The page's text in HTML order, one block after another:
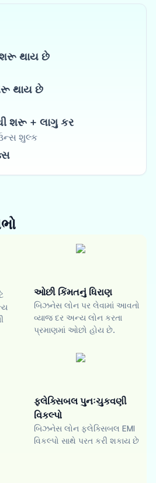
શરૂ થાય છે
થાય છે
શરૂ + લાગુ કર
શુલ્ક
ઓછી કિંમતનું ધિરાણ
બિઝનેસ લોન પર લેવામાં આવતો
વ્યાજ દર અન્ય લોન કરતા
પ્રમાણમાં ઓછો હોય છે.
ફ્લેક્સિબલ પુનઃચુકવણી
વિકલ્પો
બિઝનેસ લોન ફ્લેક્સિબલ EMI
વિકલ્પો સાથે પરત કરી શકાય છે